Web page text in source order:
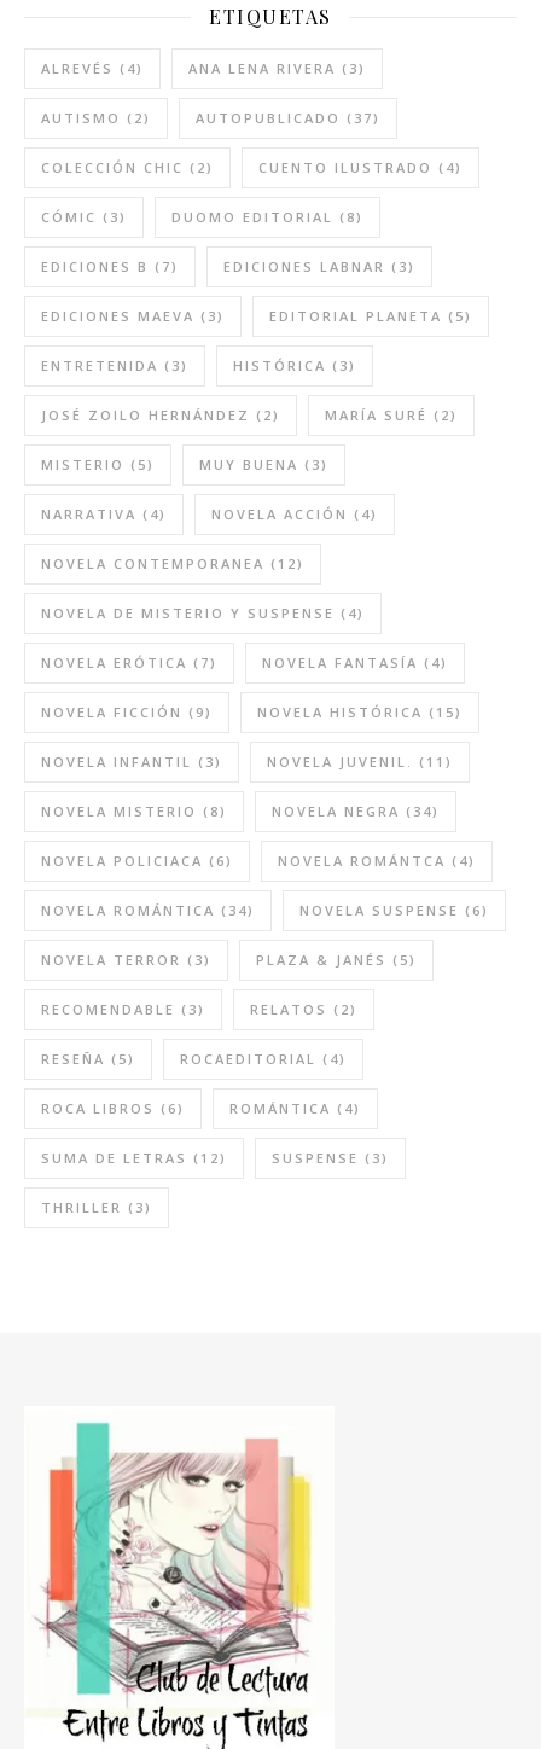
ETIQUETAS
ALREVÉS (4) ANA LENA RIVERA (3)
AUTISMO (2) AUTOPUBLICADO (37)
COLECCIÓN CHIC (2) CUENTO ILUSTRADO (4)
CÓMIC (3) DUOMO EDITORIAL (8)
EDICIONES B (7) EDICIONES LABNAR (3)
EDICIONES MAEVA (3) EDITORIAL PLANETA (5)
ENTRETENIDA (3) HISTÓRICA (3)
JOSÉ ZOILO HERNÁNDEZ (2) MARÍA SURÉ (2)
MISTERIO (5) MUY BUENA (3)
NARRATIVA (4) NOVELA ACCIÓN (4)
NOVELA CONTEMPORANEA (12)
NOVELA DE MISTERIO Y SUSPENSE (4)
NOVELA ERÓTICA (7) NOVELA FANTASÍA (4)
NOVELA FICCIÓN (9) NOVELA HISTÓRICA (15)
NOVELA INFANTIL (3) NOVELA JUVENIL. (11)
NOVELA MISTERIO (8) NOVELA NEGRA (34)
NOVELA POLICIACA (6) NOVELA ROMÁNTCA (4)
NOVELA ROMÁNTICA (34) NOVELA SUSPENSE (6)
NOVELA TERROR (3) PLAZA & JANÉS (5)
RECOMENDABLE (3) RELATOS (2)
RESEÑA (5) ROCAEDITORIAL (4)
ROCA LIBROS (6) ROMÁNTICA (4)
SUMA DE LETRAS (12) SUSPENSE (3)
THRILLER (3)